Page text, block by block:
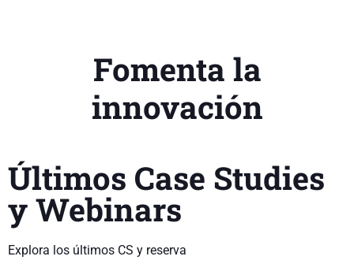
Fomenta la
innovación
Últimos Case Studies
y Webinars
Explora los últimos CS y reserva